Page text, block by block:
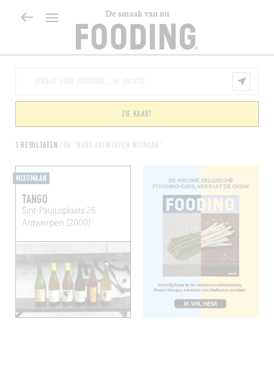
De smaak van nu
1 RESULTATEN FOR "BARS ANTWERPEN WIJNBAR"
ZIE KAART
MIXOMAAN
TANGO
Sint-Paulusplaats 26
Antwerpen (2000)